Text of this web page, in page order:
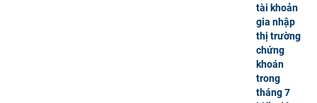
tài khoản
gia nhập
thị trường
chứng
khoán
trong
tháng 7